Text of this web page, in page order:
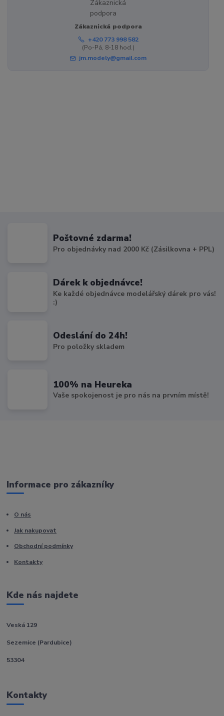
Zákaznická podpora
+420 773 998 582
(Po-Pá, 8-18 hod.)
jm.modely@gmail.com
Poštovné zdarma!
Pro objednávky nad 2000 Kč (Zásilkovna + PPL)
Dárek k objednávce!
Ke každé objednávce modelářský dárek pro vás!
:)
Odeslání do 24h!
Pro položky skladem
100% na Heureka
Vaše spokojenost je pro nás na prvním místě!
Informace pro zákazníky
O nás
Jak nakupovat
Obchodní podmínky
Kontakty
Kde nás najdete
Veská 129
Sezemice (Pardubice)
53304
Kontakty